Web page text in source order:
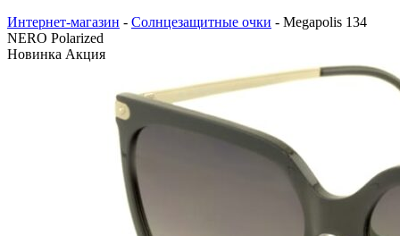
Интернет-магазин - Солнцезащитные очки - Megapolis 134
NERO Polarized
Новинка Акция